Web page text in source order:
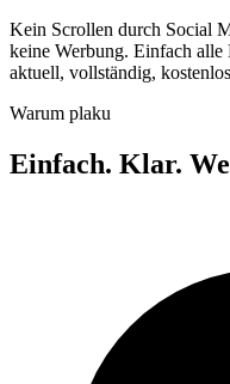
Kein Scrollen durch Social
keine Werbung. Einfach
aktuell, vollständig,
Warum plaku
Einfach. Klar.